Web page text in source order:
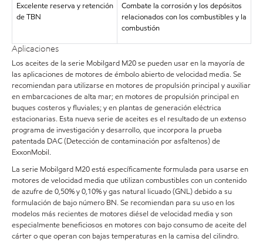
Excelente reserva y retención
de TBN
Combate la corrosión y los depósitos
relacionados con los combustibles y la
combustión
Aplicaciones
Los aceites de la serie Mobilgard M20 se pueden usar en la mayoría de
las aplicaciones de motores de émbolo abierto de velocidad media. Se
recomiendan para utilizarse en motores de propulsión principal y auxiliar
en embarcaciones de alta mar; en motores de propulsión principal en
buques costeros y fluviales; y en plantas de generación eléctrica
estacionarias. Esta nueva serie de aceites es el resultado de un extenso
programa de investigación y desarrollo, que incorpora la prueba
patentada DAC (Detección de contaminación por asfaltenos) de
ExxonMobil.
La serie Mobilgard M20 está específicamente formulada para usarse en
motores de velocidad media que utilizan combustibles con un contenido
de azufre de 0,50% y 0,10% y gas natural licuado (GNL) debido a su
formulación de bajo número BN. Se recomiendan para su uso en los
modelos más recientes de motores diésel de velocidad media y son
especialmente beneficiosos en motores con bajo consumo de aceite del
cárter o que operan con bajas temperaturas en la camisa del cilindro.